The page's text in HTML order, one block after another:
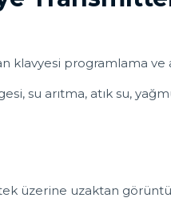
klavyesi programlama
su arıtma, atık su,
üzerine uzaktan